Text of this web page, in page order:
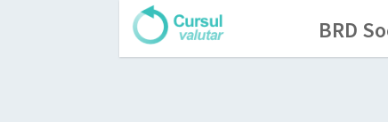
BRD